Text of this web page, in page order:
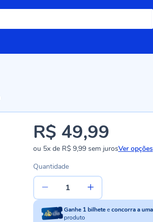
R$ 49,99
ou 5xde R$ 9,99sem jurosVer opções
Quantidade
Ganhe 1 bilhete econcorra a
produto